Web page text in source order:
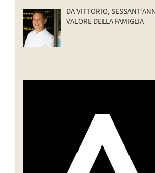
DA VITTORIO,
VALORE DELLA FAMIGLIA